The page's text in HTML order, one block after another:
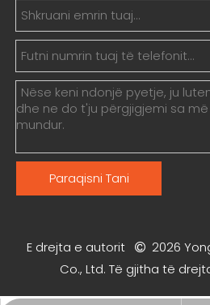
Paraqisni Tani
E drejta e autorit  2026
Co., Ltd. Të gjitha të